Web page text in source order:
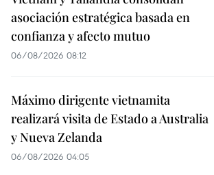
asociación estratégica basada en
confianza y afecto mutuo
06/08/2026 08:12
Máximo dirigente vietnamita
realizará visita de Estado a Australia
y Nueva Zelanda
06/08/2026 04:05